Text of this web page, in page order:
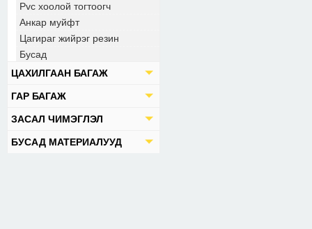
Pvc хоолой тогтоогч
Анкар муйфт
Цагираг жийрэг резин
Бусад
ЦАХИЛГААН БАГАЖ
ГАР БАГАЖ
ЗАСАЛ ЧИМЭГЛЭЛ
БУСАД МАТЕРИАЛУУД